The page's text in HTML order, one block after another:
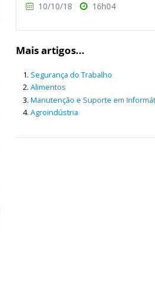
10/10/18 16h04
Mais artigos...
Segurança do Trabalho
Alimentos
Manutenção e Suporte em
Agroindústria